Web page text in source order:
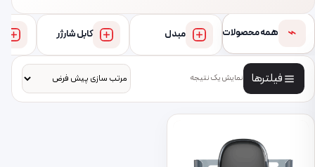
⌁ همه محصولات مبدل کابل شارژر
فیلترها نمایش یک نتیجه